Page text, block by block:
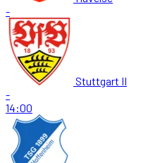
-
Stuttgart II
-
14:00